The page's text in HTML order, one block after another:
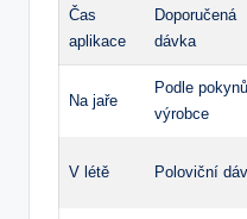
Čas
aplikace
Doporučená
⁤dávka
Na jaře
Podle pokynů
výrobce
V létě Poloviční